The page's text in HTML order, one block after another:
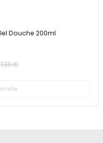
Gel Douche 200ml
€